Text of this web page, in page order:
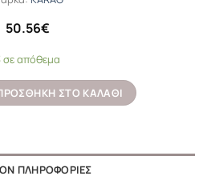
50.56€
σε απόθεμα
AMFIPOLIS ROUND TR 125P KARAG
ΣΤΟ ΚΑΛΆΘΙ
ΠΛΗΡΟΦΟΡΊΕΣ